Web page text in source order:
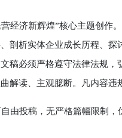
济新辉煌”核心主题创作
剖析实体企业成长历程、探
稿必须严格遵守法律法规，
解读、主观臆断。凡内容违
投稿，无严格篇幅限制，